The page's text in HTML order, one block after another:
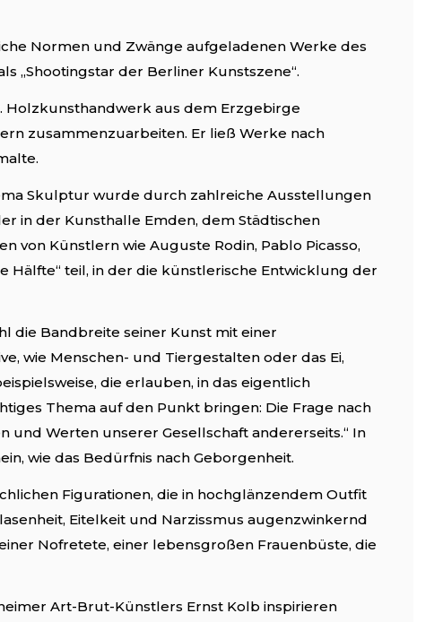
Normen und Zwänge aufgeladenen Werke des
„Shootingstar der Berliner Kunstszene“.
Holzkunsthandwerk aus dem Erzgebirge
zusammenzuarbeiten. Er ließ Werke nach
Skulptur wurde durch zahlreiche Ausstellungen
in der Kunsthalle Emden, dem Städtischen
von Künstlern wie Auguste Rodin, Pablo Picasso,
Hälfte“ teil, in der die künstlerische Entwicklung der
die Bandbreite seiner Kunst mit einer
wie Menschen- und Tiergestalten oder das Ei,
die erlauben, in das eigentlich
Thema auf den Punkt bringen: Die Frage nach
und Werten unserer Gesellschaft andererseits.“ In
wie das Bedürfnis nach Geborgenheit.
Figurationen, die in hochglänzendem Outfit
Eitelkeit und Narzissmus augenzwinkernd
Nofretete, einer lebensgroßen Frauenbüste, die
Art-Brut-Künstlers Ernst Kolb inspirieren